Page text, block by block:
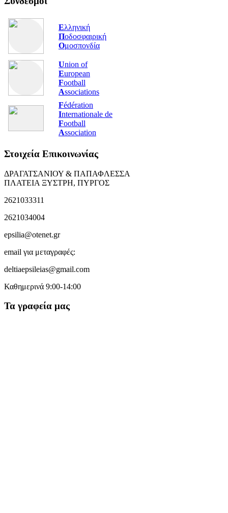
Ελληνική
Ποδοσφαιρική
Ομοσπονδία
Union of
European
Football
Associations
Fédération
Internationale de
Football
Association
Στοιχεία Επικοινωνίας
ΔΡΑΓΑΤΣΑΝΙΟΥ & ΠΑΠΑΦΛΕΣΣΑ
ΠΛΑΤΕΙΑ ΞΥΣΤΡΗ, ΠΥΡΓΟΣ
2621033311
2621034004
epsilia@otenet.gr
email για μεταγραφές:
deltiaepsileias@gmail.com
Καθημερινά 9:00-14:00
Τα γραφεία μας